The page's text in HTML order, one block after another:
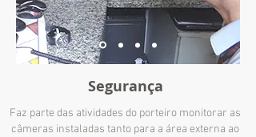
Segurança
Faz parte das atividades do porteiro monitorar as
câmeras instaladas tanto para a área externa ao